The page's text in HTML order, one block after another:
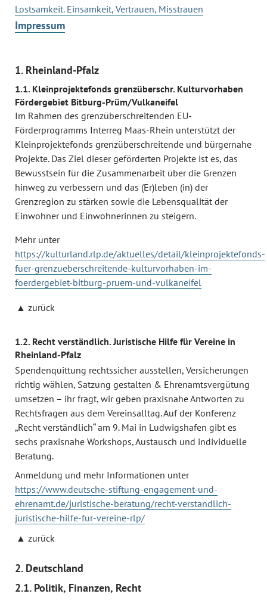
Lostsamkeit. Einsamkeit, Vertrauen, Misstrauen
Impressum
1. Rheinland-Pfalz
1.1. Kleinprojektefonds grenzüberschr. Kulturvorhaben
Fördergebiet Bitburg-Prüm/Vulkaneifel
Im Rahmen des grenzüberschreitenden EU-
Förderprogramms Interreg Maas-Rhein unterstützt der
Kleinprojektefonds grenzüberschreitende und bürgernahe
Projekte. Das Ziel dieser geförderten Projekte ist es, das
Bewusstsein für die Zusammenarbeit über die Grenzen
hinweg zu verbessern und das (Er)leben (in) der
Grenzregion zu stärken sowie die Lebensqualität der
Einwohner und Einwohnerinnen zu steigern.
Mehr unter
https://kulturland.rlp.de/aktuelles/detail/kleinprojektefonds-
fuer-grenzueberschreitende-kulturvorhaben-im-
foerdergebiet-bitburg-pruem-und-vulkaneifel
zurück
1.2. Recht verständlich. Juristische Hilfe für Vereine in
Rheinland-Pfalz
Spendenquittung rechtssicher ausstellen, Versicherungen
richtig wählen, Satzung gestalten & Ehrenamtsvergütung
umsetzen – ihr fragt, wir geben praxisnahe Antworten zu
Rechtsfragen aus dem Vereinsalltag. Auf der Konferenz
„Recht verständlich“ am 9. Mai in Ludwigshafen gibt es
sechs praxisnahe Workshops, Austausch und individuelle
Beratung.
Anmeldung und mehr Informationen unter
https://www.deutsche-stiftung-engagement-und-
ehrenamt.de/juristische-beratung/recht-verstandlich-
juristische-hilfe-fur-vereine-rlp/
zurück
2. Deutschland
2.1. Politik, Finanzen, Recht